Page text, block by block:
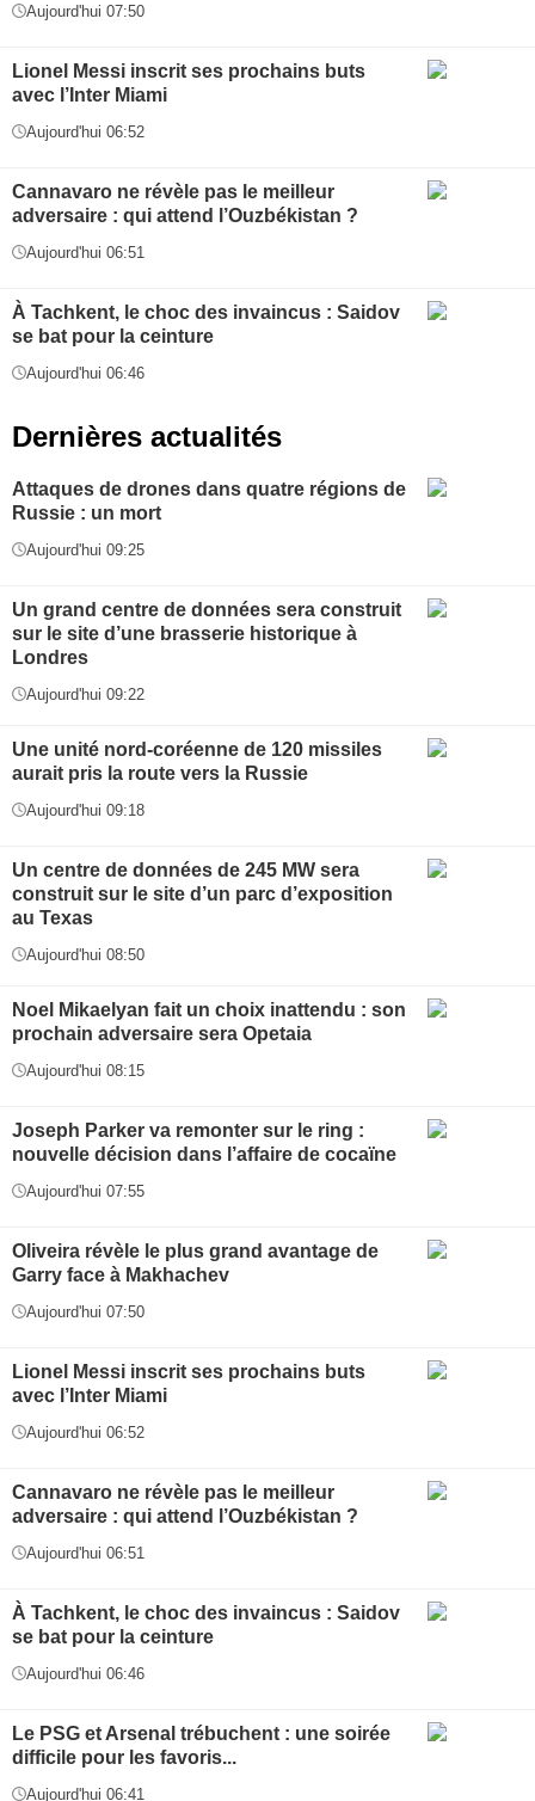
Aujourd'hui 07:50
Lionel Messi inscrit ses prochains buts
avec l’Inter Miami
Aujourd'hui 06:52
Cannavaro ne révèle pas le meilleur
adversaire : qui attend l’Ouzbékistan ?
Aujourd'hui 06:51
À Tachkent, le choc des invaincus : Saidov
se bat pour la ceinture
Aujourd'hui 06:46
Dernières actualités
Attaques de drones dans quatre régions de
Russie : un mort
Aujourd'hui 09:25
Un grand centre de données sera construit
sur le site d’une brasserie historique à
Londres
Aujourd'hui 09:22
Une unité nord-coréenne de 120 missiles
aurait pris la route vers la Russie
Aujourd'hui 09:18
Un centre de données de 245 MW sera
construit sur le site d’un parc d’exposition
au Texas
Aujourd'hui 08:50
Noel Mikaelyan fait un choix inattendu : son
prochain adversaire sera Opetaia
Aujourd'hui 08:15
Joseph Parker va remonter sur le ring :
nouvelle décision dans l’affaire de cocaïne
Aujourd'hui 07:55
Oliveira révèle le plus grand avantage de
Garry face à Makhachev
Aujourd'hui 07:50
Lionel Messi inscrit ses prochains buts
avec l’Inter Miami
Aujourd'hui 06:52
Cannavaro ne révèle pas le meilleur
adversaire : qui attend l’Ouzbékistan ?
Aujourd'hui 06:51
À Tachkent, le choc des invaincus : Saidov
se bat pour la ceinture
Aujourd'hui 06:46
Le PSG et Arsenal trébuchent : une soirée
difficile pour les favoris...
Aujourd'hui 06:41